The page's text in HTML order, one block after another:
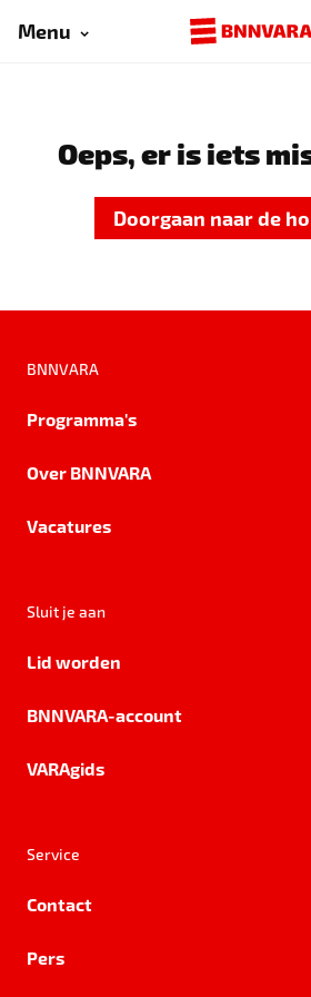
Menu
Oeps, er is iets
Doorgaan naar de
BNNVARA
Programma's
Over BNNVARA
Vacatures
Sluit je aan
Lid worden
BNNVARA-account
VARAgids
Service
Contact
Pers